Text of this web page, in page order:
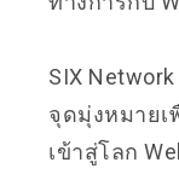
SIX
จุดมุ่งหมาย
เข้าสู่โลก